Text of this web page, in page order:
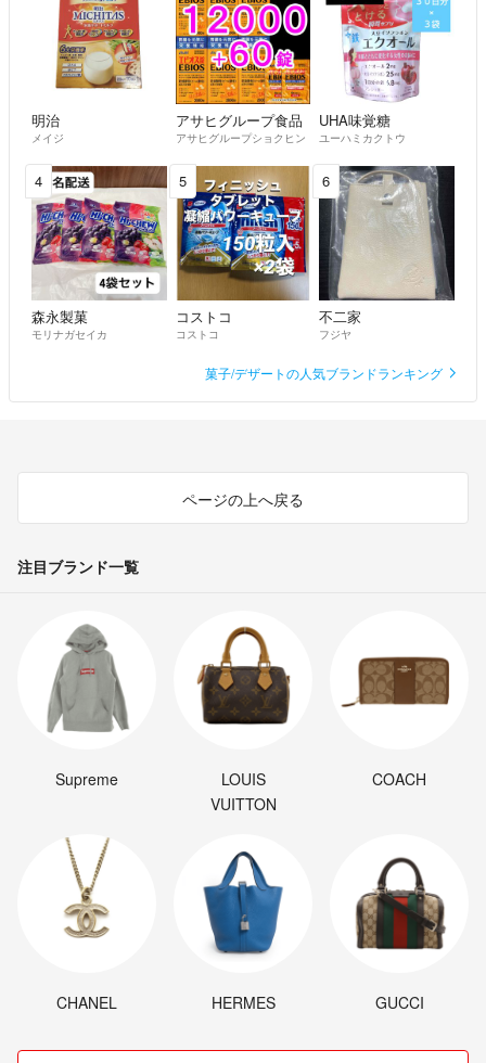
明治
メイジ
アサヒグループ食品
アサヒグループショクヒン
UHA味覚糖
ユーハミカクトウ
4
森永製菓
モリナガセイカ
5
コストコ
コストコ
6
不二家
フジヤ
菓子/デザートの人気ブランドランキング
ページの上へ戻る
注目ブランド一覧
Supreme
LOUIS
VUITTON
COACH
CHANEL HERMES GUCCI